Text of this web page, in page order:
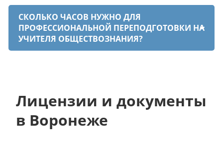
СКОЛЬКО ЧАСОВ НУЖНО ДЛЯ
ПРОФЕССИОНАЛЬНОЙ ПЕРЕПОДГОТОВКИ НА
УЧИТЕЛЯ ОБЩЕСТВОЗНАНИЯ?
Лицензии и документы
в Воронеже